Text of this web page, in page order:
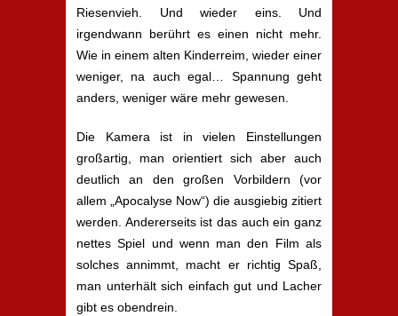
Riesenvieh. Und wieder eins. Und
irgendwann berührt es einen nicht mehr.
Wie in einem alten Kinderreim, wieder einer
weniger, na auch egal… Spannung geht
anders, weniger wäre mehr gewesen.
Die Kamera ist in vielen Einstellungen
großartig, man orientiert sich aber auch
deutlich an den großen Vorbildern (vor
allem „Apocalyse Now“) die ausgiebig zitiert
werden. Andererseits ist das auch ein ganz
nettes Spiel und wenn man den Film als
solches annimmt, macht er richtig Spaß,
man unterhält sich einfach gut und Lacher
gibt es obendrein.